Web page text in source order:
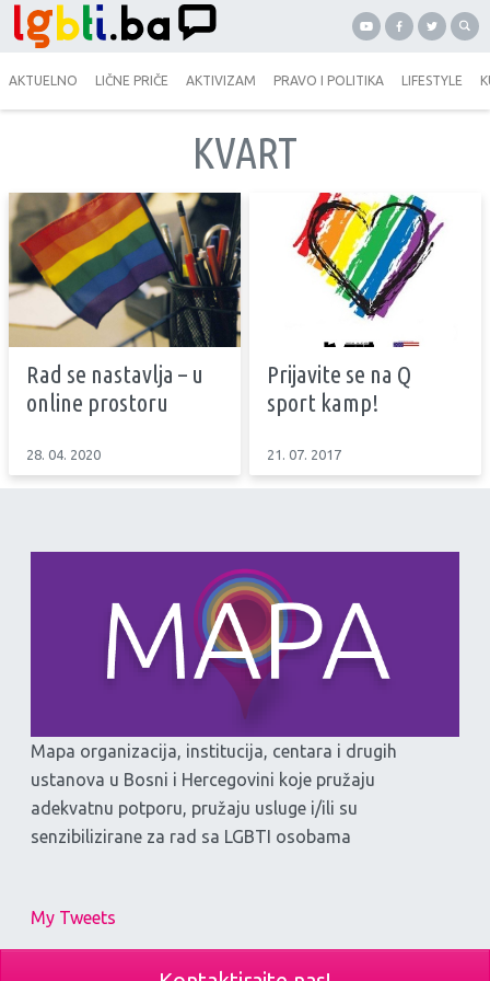
AKTUELNO LIČNE PRIČE AKTIVIZAM PRAVO I POLITIKA LIFESTYLE
KVART
Rad se nastavlja – u
online prostoru
28. 04. 2020
Prijavite se na Q
sport kamp!
21. 07. 2017
Mapa organizacija, institucija, centara i drugih
ustanova u Bosni i Hercegovini koje pružaju
adekvatnu potporu, pružaju usluge i/ili su
senzibilizirane za rad sa LGBTI osobama
My Tweets